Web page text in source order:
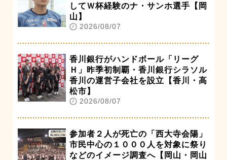
してＷ杯経験のナ・サンホ選手【岡
山】
2026/08/07
香川銀行がハンドボール「リーグ
Ｈ」昨季初制覇・香川銀行シラソル
香川の運営子会社を設立【香川・高
松市】
2026/08/07
参加者２人が死亡の「西大寺会陽」
市民中心の１０００人を対象に祭り
などのイメージ調査へ【岡山・岡山